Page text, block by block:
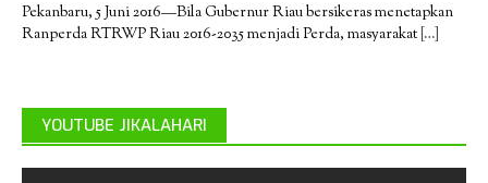
Pekanbaru, 5 Juni 2016—Bila Gubernur Riau bersikeras menetapkan
Ranperda RTRWP Riau 2016-2035 menjadi Perda, masyarakat[…]
YOUTUBE JIKALAHARI